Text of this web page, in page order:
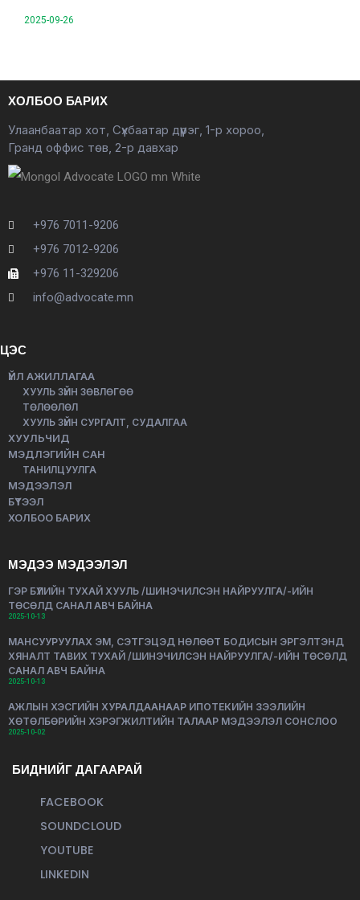
2025-09-26
ХОЛБОО БАРИХ
Улаанбаатар хот, Сүхбаатар дүүрэг, 1-р хороо,
Гранд оффис төв, 2-р давхар
+976 7011-9206
+976 7012-9206
+976 11-329206
info@advocate.mn
ЦЭС
ҮЙЛ АЖИЛЛАГАА
ХУУЛЬ ЗҮЙН ЗӨВЛӨГӨӨ
ТӨЛӨӨЛӨЛ
ХУУЛЬ ЗҮЙН СУРГАЛТ, СУДАЛГАА
ХУУЛЬЧИД
МЭДЛЭГИЙН САН
ТАНИЛЦУУЛГА
МЭДЭЭЛЭЛ
БҮТЭЭЛ
ХОЛБОО БАРИХ
МЭДЭЭ МЭДЭЭЛЭЛ
ГЭР БҮЛИЙН ТУХАЙ ХУУЛЬ /ШИНЭЧИЛСЭН НАЙРУУЛГА/-ИЙН
ТӨСӨЛД САНАЛ АВЧ БАЙНА
2025-10-13
МАНСУУРУУЛАХ ЭМ, СЭТГЭЦЭД НӨЛӨӨТ БОДИСЫН ЭРГЭЛТЭНД
ХЯНАЛТ ТАВИХ ТУХАЙ /ШИНЭЧИЛСЭН НАЙРУУЛГА/-ИЙН ТӨСӨЛД
САНАЛ АВЧ БАЙНА
2025-10-13
АЖЛЫН ХЭСГИЙН ХУРАЛДААНААР ИПОТЕКИЙН ЗЭЭЛИЙН
ХӨТӨЛБӨРИЙН ХЭРЭГЖИЛТИЙН ТАЛААР МЭДЭЭЛЭЛ СОНСЛОО
2025-10-02
БИДНИЙГ ДАГААРАЙ
FACEBOOK
SOUNDCLOUD
YOUTUBE
LINKEDIN